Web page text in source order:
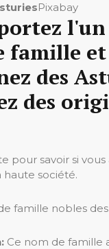
Pixabay
l'un
famille
des
des
pour savoir si vous
haute société.
famille nobles des
Ce nom de famille